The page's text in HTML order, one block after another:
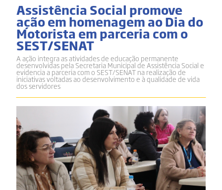
Assistência Social promove
ação em homenagem ao Dia do
Motorista em parceria com o
SEST/SENAT
A ação integra as atividades de educação permanente
desenvolvidas pela Secretaria Municipal de Assistência Social e
evidencia a parceria com o SEST/SENAT na realização de
iniciativas voltadas ao desenvolvimento e à qualidade de vida
dos servidores